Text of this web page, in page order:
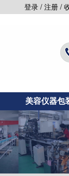
登录 / 注册 /
美容仪器包